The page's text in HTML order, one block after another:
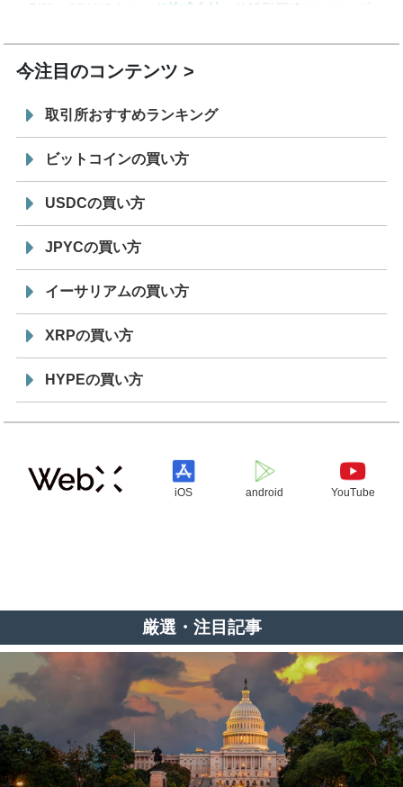
7/29
SBI VCトレード株式会社
信託型円建てステーブル
今注目のコンテンツ
取引所おすすめランキング
ビットコインの買い方
USDCの買い方
JPYCの買い方
イーサリアムの買い方
XRPの買い方
HYPEの買い方
iOS android YouTube
厳選・注目記事